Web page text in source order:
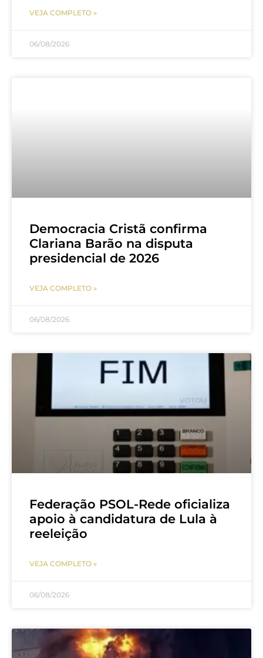
VEJA COMPLETO »
06/08/2026
Democracia Cristã confirma
Clariana Barão na disputa
presidencial de 2026
VEJA COMPLETO »
06/08/2026
Federação PSOL-Rede oficializa
apoio à candidatura de Lula à
reeleição
VEJA COMPLETO »
06/08/2026